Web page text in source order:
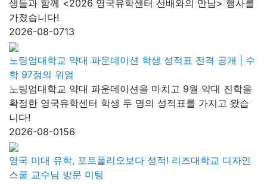
생들과 함께 <2026 영국유학센터 선배와의 만남> 행사를
가졌습니다!
2026-08-0713
노팅엄대학교 약대 파운데이션 학생 성적표 전격 공개 | 수
학 97점의 위엄
노팅엄대학교 약대 파운데이션을 마치고 9월 약대 진학을
확정한 영국유학센터 학생 두 명의 성적표를 가지고 왔습
니다!
2026-08-0156
영국 미대 유학, 포트폴리오보다 성적! 리즈대학교 디자인
스쿨 교수님 방문 미팅